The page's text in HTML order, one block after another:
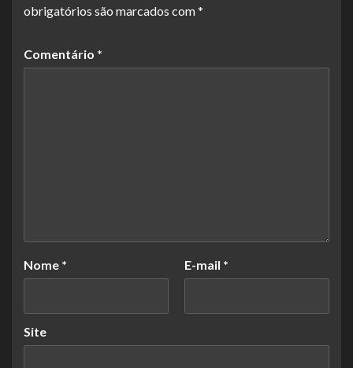
obrigatórios são marcados com*
Comentário *
Nome * E-mail *
Site